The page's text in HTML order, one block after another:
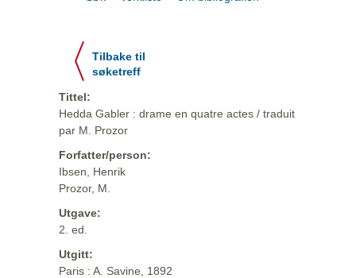
Tilbake til
søketreff
Tittel:
Hedda Gabler : drame en quatre actes / traduit
par M. Prozor
Forfatter/person:
Ibsen, Henrik
Prozor, M.
Utgave:
2. ed.
Utgitt:
Paris : A. Savine, 1892